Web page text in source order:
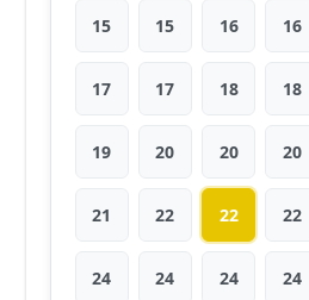
15 15 16 16
17 17 18 18
19 20 20 20
21 22 22 22
24 24 24 24